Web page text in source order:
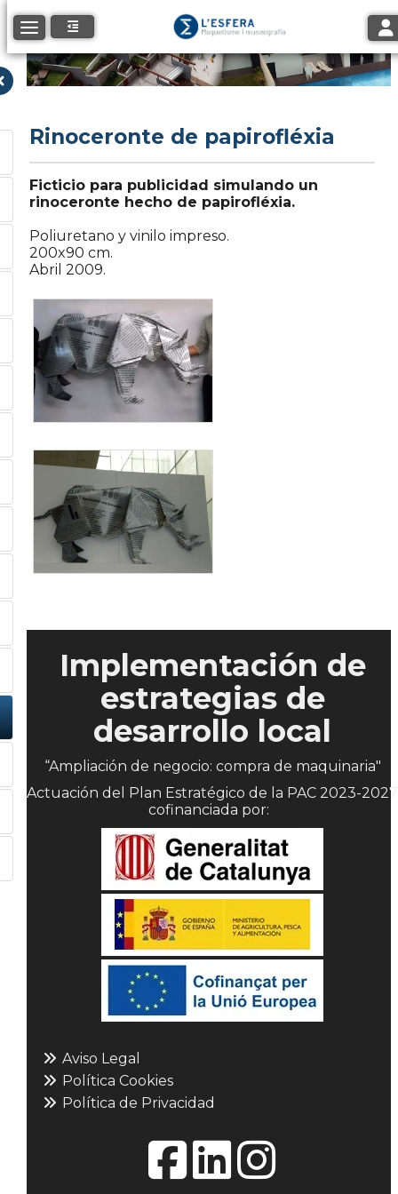
Toggle navigation
Rinoceronte de papirofléxia
Ficticio para publicidad simulando un
rinoceronte hecho de papirofléxia.
Poliuretano y vinilo impreso.
200x90 cm.
Abril 2009.
Implementación de
estrategias de
desarrollo local
“Ampliación de negocio: compra de maquinaria"
Actuación del Plan Estratégico de la PAC 2023-2027
cofinanciada por:
Aviso Legal
Política Cookies
Política de Privacidad